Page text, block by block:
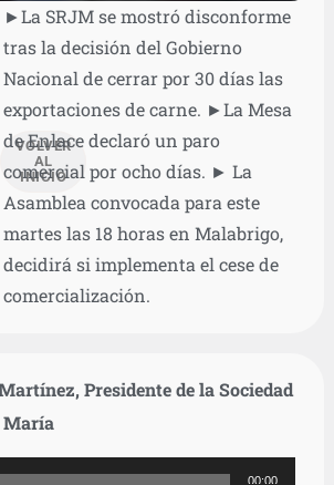
VOLVER
AL
INICIO
►La SRJM se mostró disconforme
tras la decisión del Gobierno
Nacional de cerrar por 30 días las
exportaciones de carne. ►La Mesa
de Enlace declaró un paro
comercial por ocho días. ► La
Asamblea convocada para este
martes las 18 horas en Malabrigo,
decidirá si implementa el cese de
comercialización.
Presidente de la Sociedad
María
00:00